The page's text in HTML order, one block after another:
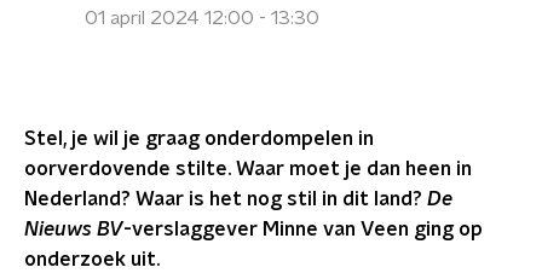
01 april 2024 12:00 - 13:30
Stel, je wil je graag onderdompelen in
oorverdovende stilte. Waar moet je dan heen in
Nederland? Waar is het nog stil in dit land? De
Nieuws BV-verslaggever Minne van Veen ging op
onderzoek uit.